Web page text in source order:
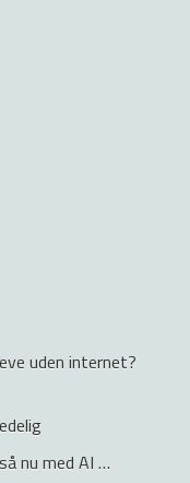
uden internet?
nu med AI …